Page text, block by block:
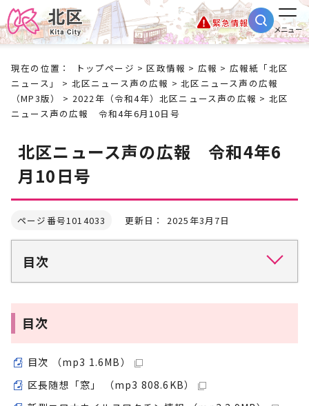
緊急情報
メニュー
現在の位置： トップページ >区政情報 > 広報 > 広報紙「北区
ニュース」
> 北区ニュース声の広報 >北区ニュース声の広報
（MP3版）
> 2022年（令和4年）北区ニュース声の広報 > 北区
ニュース声の広報 令和4年6月10日号
北区ニュース声の広報 令和4年6
月10日号
ページ番号1014033 更新日： 2025年3月7日
目次
目次
目次 （mp3 1.6MB）
区長随想「窓」 （mp3 808.6KB）